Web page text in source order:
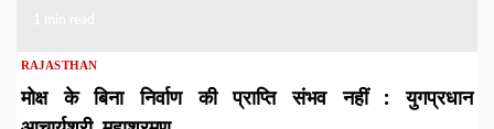
RAJASTHAN
मोक्ष के बिना निर्वाण की प्राप्ति संभव नहीं : युगप्रधान